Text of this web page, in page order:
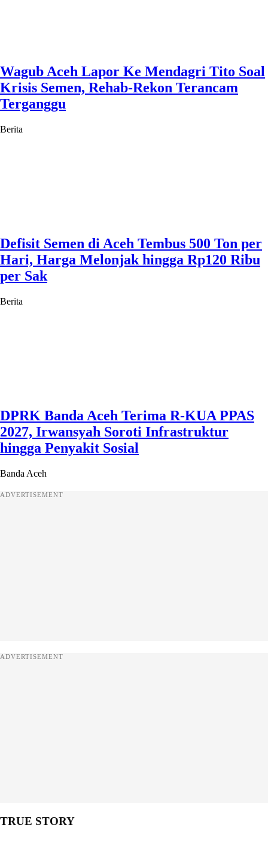
Wagub Aceh Lapor Ke Mendagri Tito Soal
Krisis Semen, Rehab-Rekon Terancam
Terganggu
Berita
Defisit Semen di Aceh Tembus 500 Ton per
Hari, Harga Melonjak hingga Rp120 Ribu
per Sak
Berita
DPRK Banda Aceh Terima R-KUA PPAS
2027, Irwansyah Soroti Infrastruktur
hingga Penyakit Sosial
Banda Aceh
ADVERTISEMENT
ADVERTISEMENT
TRUE STORY